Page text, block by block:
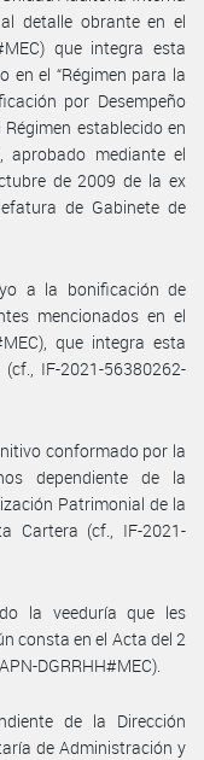
detalle obrante en el
que integra esta
en el “Régimen para la
por Desempeño
establecido en
aprobado mediante el
de 2009 de la ex
de Gabinete de
a la bonificación de
mencionados en el
que integra esta
IF-2021-56380262-
conformado por la
dependiente de la
Patrimonial de la
Cartera (cf., IF-2021-
la veeduría que les
consta en el Acta del 2
DGRRHH#MEC).
de la Dirección
de Administración y